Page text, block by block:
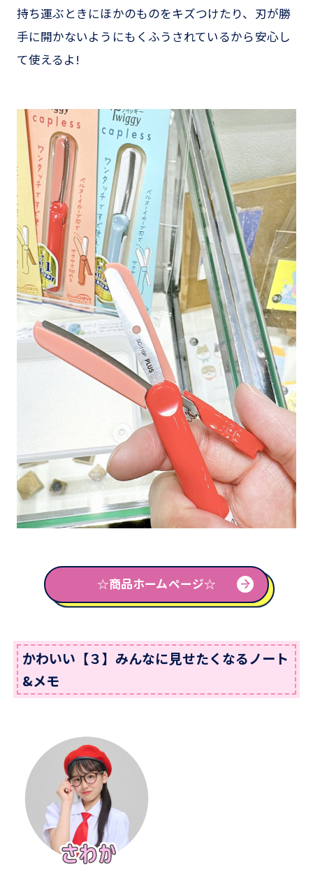
持ち運ぶときにほかのものをキズつけたり、刃が勝
手に開かないようにもくふうされているから安心し
て使えるよ!
☆商品ホームページ☆
かわいい【３】みんなに見せたくなるノート
&メモ